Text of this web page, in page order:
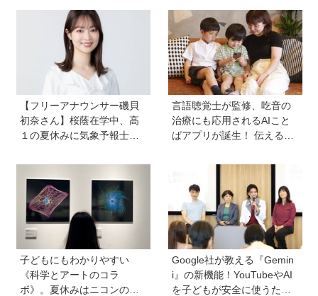
と・性教育のポイントは？
【『発達障害の子の性のル
ール』著者に聞いた】
敗談、親のサポートも≪Hu
gKum総研≫
【フリーアナウンサー磯貝
初奈さん】桜蔭在学中、高
１の夏休みに気象予報士試
院で「学ぶ楽しさ」をずっ
と持ち続ける秘訣とは。親
も「楽しい」をバックアッ
プする方法も
言語聴覚士が監修、吃音の
治療にも応用されるAIこと
ばアプリが誕生！ 伝える力
める「ことたね」の魅力と
子どもにもわかりやすい
《科学とアートのコラ
ボ》。夏休みはニコンの特
Google社が教える『Gemin
i』の新機能！YouTubeやAI
を子どもが安全に使うため